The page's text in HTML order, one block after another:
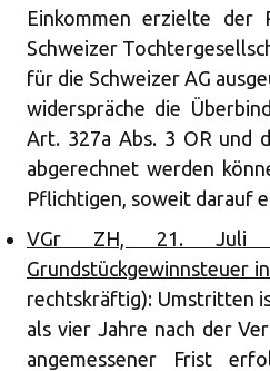
Einkommen erzielte
Schweizer
für die Schweizer AG
widerspräche die
Art. 327a Abs. 3 OR und
abgerechnet werden
Pflichtigen, soweit darauf
VGr ZH, 21. Juli
Grundstückgewinnsteuer
rechtskräftig): Umstritten
als vier Jahre nach der
angemessener Frist